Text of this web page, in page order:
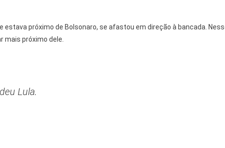
estava próximo de Bolsonaro, se afastou em direção à bancada.
mais próximo dele.
Lula.